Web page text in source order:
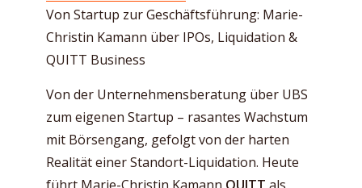
Von Startup zur Geschäftsführung: Marie-
Christin Kamann über IPOs, Liquidation &
QUITT Business
Von der Unternehmensberatung über UBS
zum eigenen Startup – rasantes Wachstum
mit Börsengang, gefolgt von der harten
Realität einer Standort-Liquidation. Heute
führt Marie-Christin Kamann QUITT als